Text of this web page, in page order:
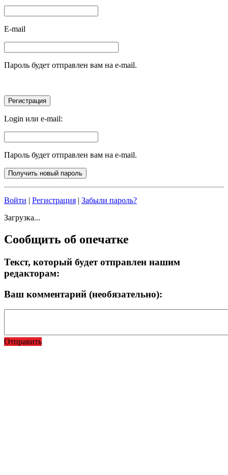
E-mail
Пароль будет отправлен вам на e-mail.
Login или e-mail:
Пароль будет отправлен вам на e-mail.
Войти | Регистрация | Забыли пароль?
Загрузка...
Сообщить об опечатке
Текст, который будет отправлен нашим
редакторам:
Ваш комментарий (необязательно):
Отправить